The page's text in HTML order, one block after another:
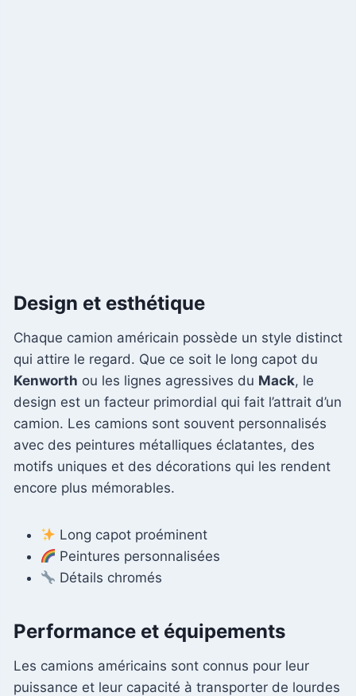
Design et esthétique
Chaque camion américain possède un style distinct
qui attire le regard. Que ce soit le long capot du
Kenworth ou les lignes agressives du Mack, le
design est un facteur primordial qui fait l’attrait d’un
camion. Les camions sont souvent personnalisés
avec des peintures métalliques éclatantes, des
motifs uniques et des décorations qui les rendent
encore plus mémorables.
Long capot proéminent
Peintures personnalisées
Détails chromés
Performance et équipements
Les camions américains sont connus pour leur
puissance et leur capacité à transporter de lourdes